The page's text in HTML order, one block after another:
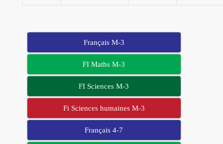
Français M-3
FI Maths M-3
FI Sciences M-3
Fi Sciences humaines M-3
Français 4-7